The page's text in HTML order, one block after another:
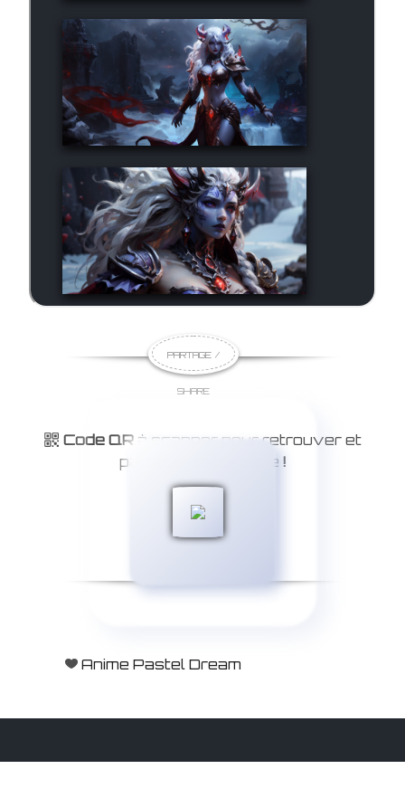
PARTAGE /
SHARE
Code QR à scanner pour retrouver et
partager cette page !
Anime Pastel Dream